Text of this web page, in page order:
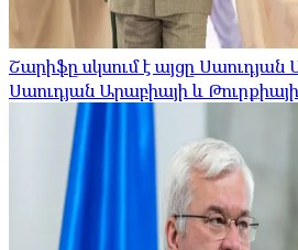
Շարիֆը սկսում է այցը Սաուդյան
Սաուդյան Արաբիայի և